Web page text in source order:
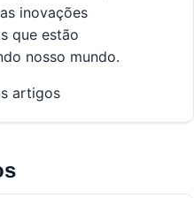
inovações
que estão
nosso mundo.
artigos